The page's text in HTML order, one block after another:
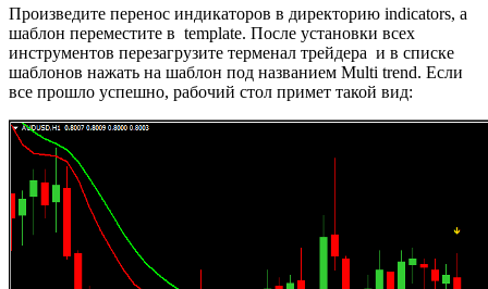
Произведите перенос индикаторов в директорию indicators, а
шаблон переместите в template. После установки всех
инструментов перезагрузите терменал трейдера и в списке
шаблонов нажать на шаблон под названием Multi trend. Если
все прошло успешно, рабочий стол примет такой вид: